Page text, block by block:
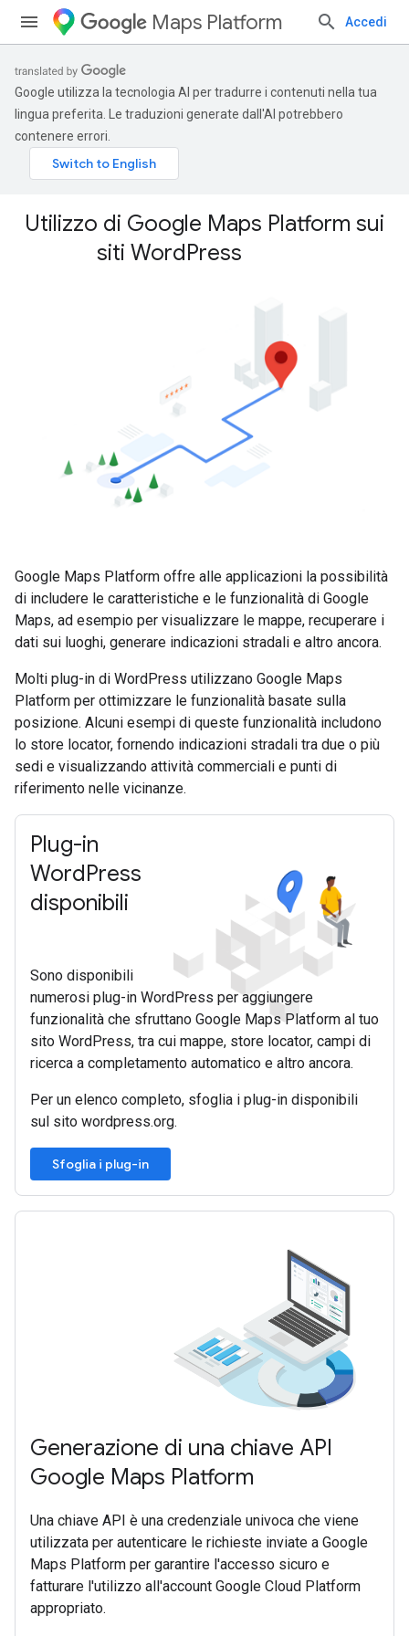
Maps Platform Accedi
Google utilizza la tecnologia AI per tradurre i contenuti nella tua
lingua preferita. Le traduzioni generate dall'AI potrebbero
contenere errori.
Utilizzo di Google Maps Platform sui
siti WordPress
Google Maps Platform offre alle applicazioni la possibilità
di includere le caratteristiche e le funzionalità di Google
Maps, ad esempio per visualizzare le mappe, recuperare i
dati sui luoghi, generare indicazioni stradali e altro ancora.
Molti plug-in di WordPress utilizzano Google Maps
Platform per ottimizzare le funzionalità basate sulla
posizione. Alcuni esempi di queste funzionalità includono
lo store locator, fornendo indicazioni stradali tra due o più
sedi e visualizzando attività commerciali e punti di
riferimento nelle vicinanze.
Plug-in
WordPress
disponibili
Sono disponibili
numerosi plug-in WordPress per aggiungere
funzionalità che sfruttano Google Maps Platform al tuo
sito WordPress, tra cui mappe, store locator, campi di
ricerca a completamento automatico e altro ancora.
Per un elenco completo, sfoglia i plug-in disponibili
sul sito wordpress.org.
Sfoglia i plug-in
Generazione di una chiave API
Google Maps Platform
Una chiave API è una credenziale univoca che viene
utilizzata per autenticare le richieste inviate a Google
Maps Platform per garantire l'accesso sicuro e
fatturare l'utilizzo all'account Google Cloud Platform
appropriato.